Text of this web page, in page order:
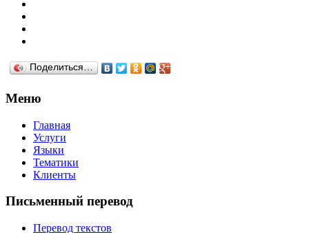
Поделиться…
Меню
Главная
Услуги
Языки
Тематики
Клиенты
Письменный перевод
Перевод текстов